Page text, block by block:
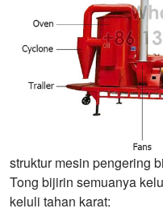
struktur mesin pengering
Tong bijirin semuanya
keluli tahan karat: